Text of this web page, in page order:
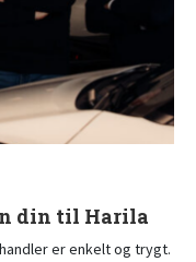
din til Harila
er enkelt og trygt.